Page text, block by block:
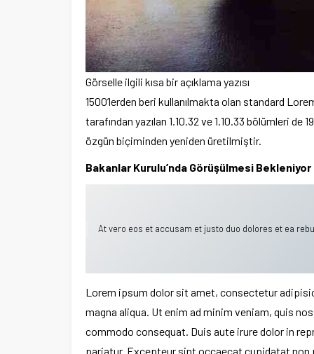
Görselle ilgili kısa bir açıklama yazısı
1500’lerden beri kullanılmakta olan standard
tarafından yazılan 1.10.32 ve 1.10.33 bölümleri
özgün biçiminden yeniden üretilmiştir.
Bakanlar Kurulu’nda Görüşülmesi Bekleniyor
At vero eos et accusam et justo duo dolores et ea
Lorem ipsum dolor sit amet, consectetur
magna aliqua. Ut enim ad minim veniam, quis
commodo consequat. Duis aute irure dolor in
pariatur. Excepteur sint occaecat cupidatat